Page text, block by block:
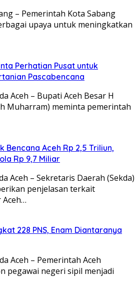
– Pemerintah Kota Sabang
upaya untuk meningkatkan
Perhatian Pusat untuk
Pascabencana
Aceh – Bupati Aceh Besar H
Muharram) meminta pemerintah
Bencana Aceh Rp 2,5 Triliun,
Rp 9,7 Miliar
Aceh – Sekretaris Daerah (Sekda)
penjelasan terkait
228 PNS, Enam Diantaranya
Aceh – Pemerintah Aceh
pegawai negeri sipil menjadi